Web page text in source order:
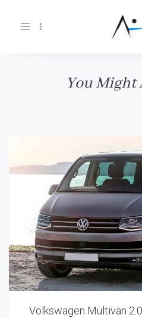
Toggle
You Might
Volkswagen Multivan